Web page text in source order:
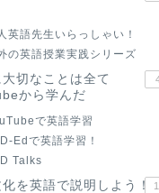
英語先生いらっしゃい！
の英語授業実践シリーズ
大切なことは全て
から学んだ
で英語学習
Edで英語学習！
Talks
化を英語で説明しよう！